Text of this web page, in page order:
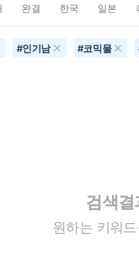
완결 한국 일본
#인기남 #코믹물
검색
원하는 키워